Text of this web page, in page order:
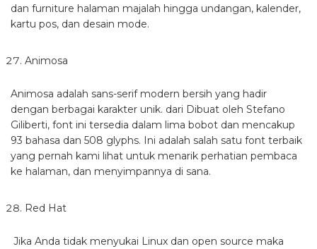
dan furniture halaman majalah hingga undangan, kalender,
kartu pos, dan desain mode.
Animosa
Animosa adalah sans-serif modern bersih yang hadir
dengan berbagai karakter unik. dari Dibuat oleh Stefano
Giliberti, font ini tersedia dalam lima bobot dan mencakup
93 bahasa dan 508 glyphs. Ini adalah salah satu font terbaik
yang pernah kami lihat untuk menarik perhatian pembaca
ke halaman, dan menyimpannya di sana.
Red Hat
Jika Anda tidak menyukai Linux dan open source maka